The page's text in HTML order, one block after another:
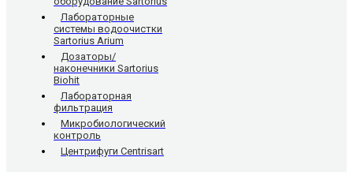
Лабораторные
системы водоочистки
Sartorius Arium
Дозаторы/
наконечники Sartorius
Biohit
Лабораторная
фильтрация
Микробиологический
контроль
Центрифуги Centrisart